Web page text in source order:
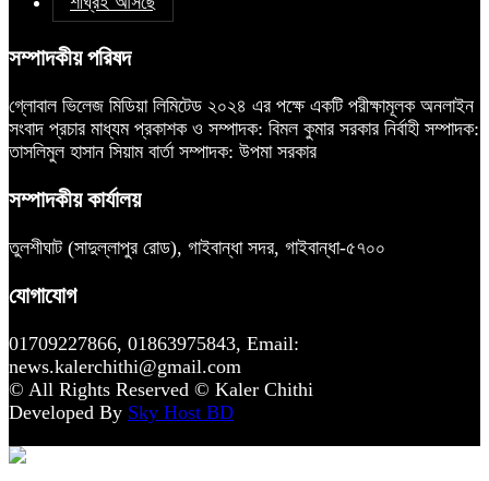
সম্পাদকীয় পরিষদ
গ্লোবাল ভিলেজ মিডিয়া লিমিটেড ২০২৪ এর পক্ষে একটি পরীক্ষামূলক অনলাইন
সংবাদ প্রচার মাধ্যম প্রকাশক ও সম্পাদক: বিমল কুমার সরকার নির্বাহী সম্পাদক:
তাসলিমুল হাসান সিয়াম বার্তা সম্পাদক: উপমা সরকার
সম্পাদকীয় কার্যালয়
তুলশীঘাট (সাদুল্লাপুর রোড), গাইবান্ধা সদর, গাইবান্ধা-৫৭০০
যোগাযোগ
01709227866, 01863975843, Email:
news.kalerchithi@gmail.com
© All Rights Reserved © Kaler Chithi
Developed By Sky Host BD